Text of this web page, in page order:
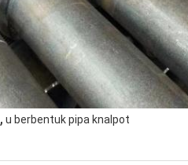
, u berbentuk pipa knalpot